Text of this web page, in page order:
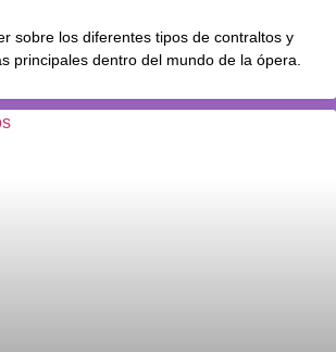
sobre los diferentes tipos de contraltos y
principales dentro del mundo de la ópera.